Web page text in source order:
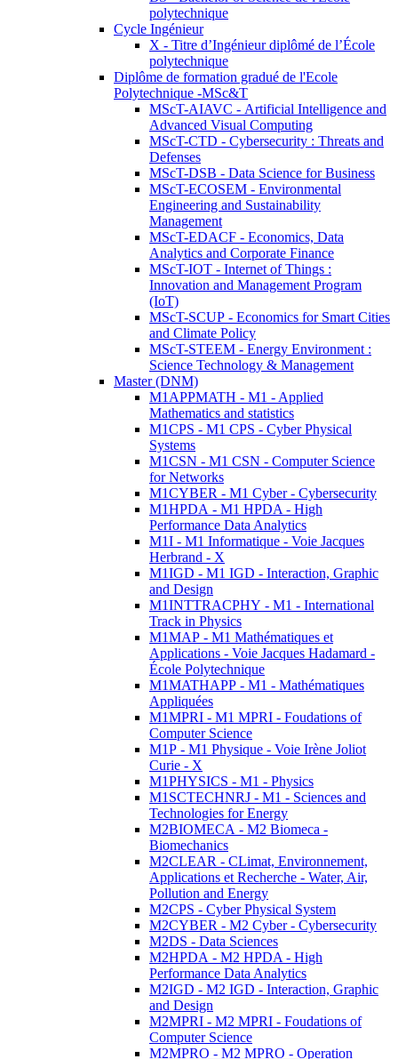
polytechnique
Cycle Ingénieur
X - Titre d’Ingénieur diplômé de l’École
polytechnique
Diplôme de formation gradué de l'Ecole
Polytechnique -MSc&T
MScT-AIAVC - Artificial Intelligence and
Advanced Visual Computing
MScT-CTD - Cybersecurity : Threats and
Defenses
MScT-DSB - Data Science for Business
MScT-ECOSEM - Environmental
Engineering and Sustainability
Management
MScT-EDACF - Economics, Data
Analytics and Corporate Finance
MScT-IOT - Internet of Things :
Innovation and Management Program
(IoT)
MScT-SCUP - Economics for Smart Cities
and Climate Policy
MScT-STEEM - Energy Environment :
Science Technology & Management
Master (DNM)
M1APPMATH - M1 - Applied
Mathematics and statistics
M1CPS - M1 CPS - Cyber Physical
Systems
M1CSN - M1 CSN - Computer Science
for Networks
M1CYBER - M1 Cyber - Cybersecurity
M1HPDA - M1 HPDA - High
Performance Data Analytics
M1I - M1 Informatique - Voie Jacques
Herbrand - X
M1IGD - M1 IGD - Interaction, Graphic
and Design
M1INTTRACPHY - M1 - International
Track in Physics
M1MAP - M1 Mathématiques et
Applications - Voie Jacques Hadamard -
École Polytechnique
M1MATHAPP - M1 - Mathématiques
Appliquées
M1MPRI - M1 MPRI - Foudations of
Computer Science
M1P - M1 Physique - Voie Irène Joliot
Curie - X
M1PHYSICS - M1 - Physics
M1SCTECHNRJ - M1 - Sciences and
Technologies for Energy
M2BIOMECA - M2 Biomeca -
Biomechanics
M2CLEAR - CLimat, Environnement,
Applications et Recherche - Water, Air,
Pollution and Energy
M2CPS - Cyber Physical System
M2CYBER - M2 Cyber - Cybersecurity
M2DS - Data Sciences
M2HPDA - M2 HPDA - High
Performance Data Analytics
M2IGD - M2 IGD - Interaction, Graphic
and Design
M2MPRI - M2 MPRI - Foudations of
Computer Science
M2MPRO - M2 MPRO - Operation